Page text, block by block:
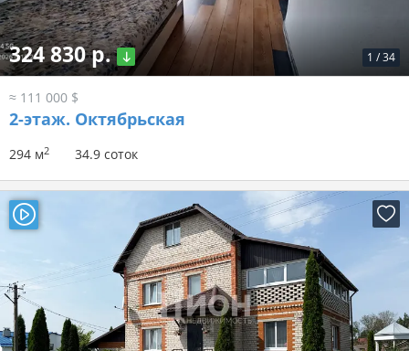
1 /34
324 830 р.
≈ 111 000 $
2-этаж. Октябрьская
294 м2 34.9 соток